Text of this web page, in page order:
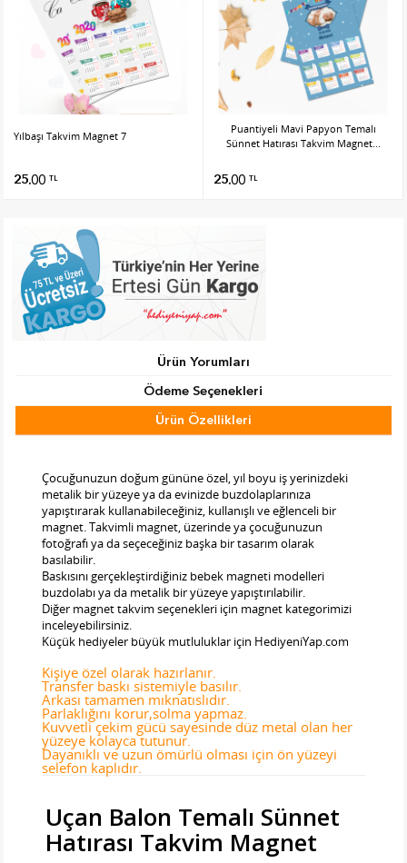
Yılbaşı Takvim Magnet 7
25.00 TL
Puantiyeli Mavi Papyon Temalı
Sünnet Hatırası Takvim Magnet...
25.00 TL
Ürün Özellikleri
Ürün Yorumları
Ödeme Seçenekleri
Tab Başlık 2
Çocuğunuzun doğum gününe özel, yıl boyu iş yerinizdeki
metalik bir yüzeye ya da evinizde buzdolaplarınıza
yapıştırarak kullanabileceğiniz, kullanışlı ve eğlenceli bir
magnet. Takvimli magnet, üzerinde ya çocuğunuzun
fotoğrafı ya da seçeceğiniz başka bir tasarım olarak
basılabilir.
Baskısını gerçekleştirdiğiniz bebek magneti modelleri
buzdolabı ya da metalik bir yüzeye yapıştırılabilir.
Diğer magnet takvim seçenekleri için magnet kategorimizi
inceleyebilirsiniz.
Küçük hediyeler büyük mutluluklar için HediyeniYap.com
Kişiye özel olarak hazırlanır.
Transfer baskı sistemiyle basılır.
Arkası tamamen mıknatıslıdır.
Parlaklığını korur,solma yapmaz.
Kuvvetli çekim gücü sayesinde düz metal olan her
yüzeye kolayca tutunur.
Dayanıklı ve uzun ömürlü olması için ön yüzeyi
selefon kaplıdır.
Uçan Balon Temalı Sünnet
Hatırası Takvim Magnet